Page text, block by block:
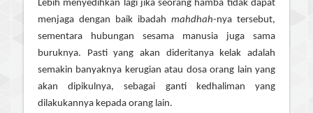
Lebih menyedihkan lagi jika seorang hamba tidak dapat
menjaga dengan baik ibadah mahdhah-nya tersebut,
sementara hubungan sesama manusia juga sama
buruknya. Pasti yang akan dideritanya kelak adalah
semakin banyaknya kerugian atau dosa orang lain yang
akan dipikulnya, sebagai ganti kedhaliman yang
dilakukannya kepada orang lain.